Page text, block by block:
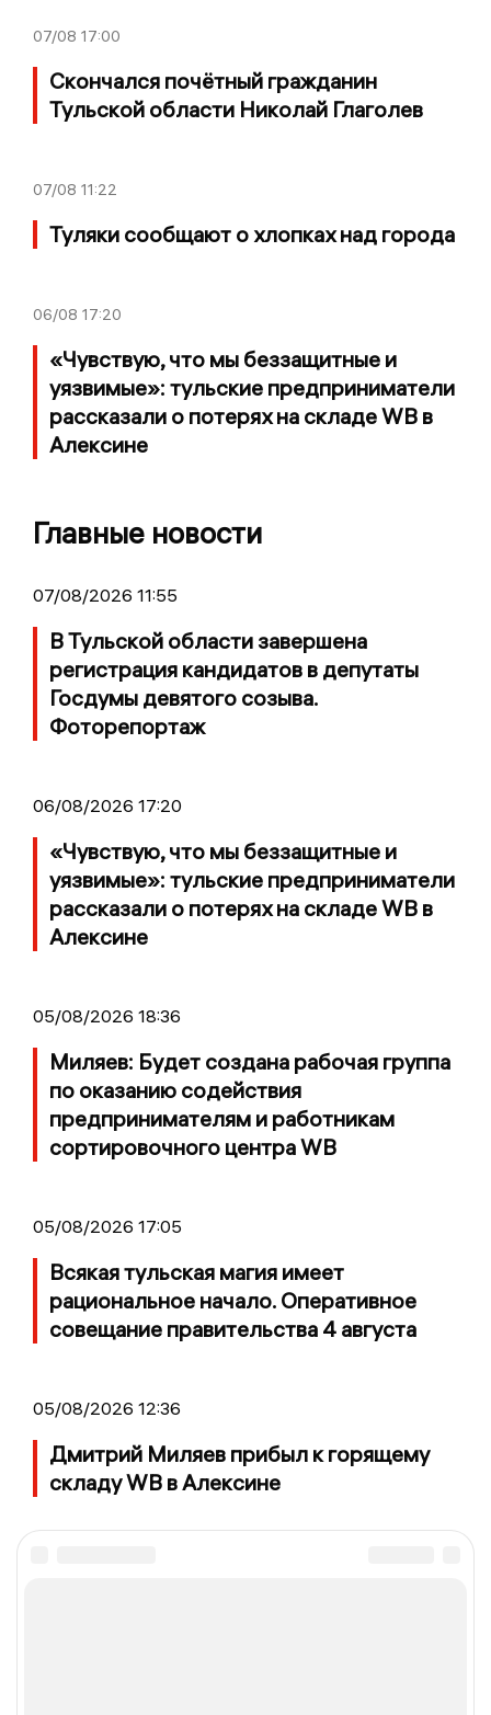
07/08 17:00
Скончался почётный гражданин
Тульской области Николай Глаголев
07/08 11:22
Туляки сообщают о хлопках над города
06/08 17:20
«Чувствую, что мы беззащитные и
уязвимые»: тульские предприниматели
рассказали о потерях на складе WB в
Алексине
Главные новости
07/08/2026 11:55
В Тульской области завершена
регистрация кандидатов в депутаты
Госдумы девятого созыва.
Фоторепортаж
06/08/2026 17:20
«Чувствую, что мы беззащитные и
уязвимые»: тульские предприниматели
рассказали о потерях на складе WB в
Алексине
05/08/2026 18:36
Миляев: Будет создана рабочая группа
по оказанию содействия
предпринимателям и работникам
сортировочного центра WB
05/08/2026 17:05
Всякая тульская магия имеет
рациональное начало. Оперативное
совещание правительства 4 августа
05/08/2026 12:36
Дмитрий Миляев прибыл к горящему
складу WB в Алексине